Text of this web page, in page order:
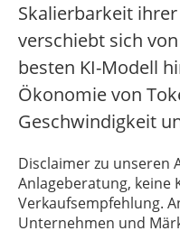
Skalierbarkeit
verschiebt sich
besten KI-Modell
Ökonomie von
Geschwindigkeit
Disclaimer zu unseren
Anlageberatung, keine
Verkaufsempfehlung.
Unternehmen und